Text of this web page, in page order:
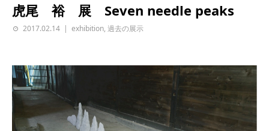
虎尾 裕 展 Seven needle peaks
2017.02.14 exhibition, 過去の展示